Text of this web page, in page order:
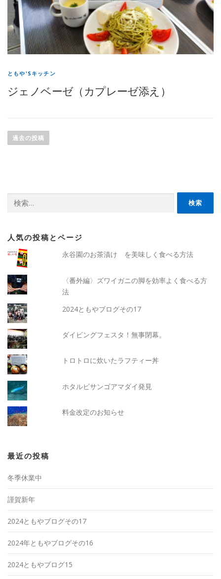
ともや'Sキッチン
ジェノベーゼ（カプレーゼ添え）
稿
シ
過去の投稿
索:
人気の投稿とページ
永谷園のお茶漬け を美味しく食べる方法
〈番外編〉ズワイガニの脚を効率よく食べる方
法
2024ともやブログその17
ダイビングフェスタ！無事閉幕。
トロトロに炊いたラフティー丼
ホタルビサンゴアマダイ発見
料金改定のお知らせ
最近の投稿
冬季休業中
謹賀新年
2024ともやブログその17
2024年ともやブログその16
2024ともやブログ15